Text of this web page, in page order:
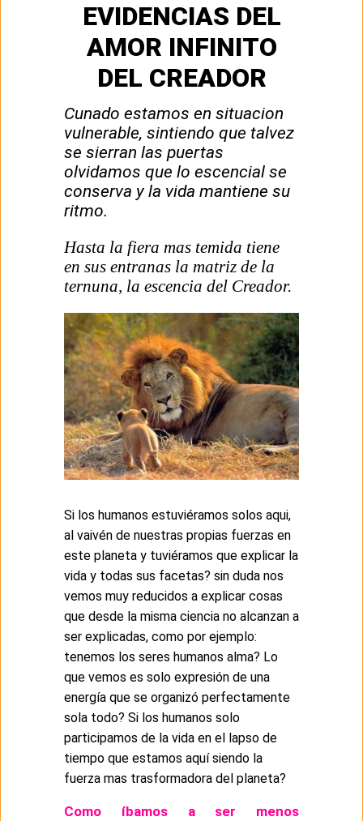
EVIDENCIAS DEL
AMOR INFINITO
DEL CREADOR
Cunado estamos en situacion
vulnerable, sintiendo que talvez
se sierran las puertas
olvidamos que lo escencial se
conserva y la vida mantiene su
ritmo.
Hasta la fiera mas temida tiene
en sus entranas la matriz de la
ternuna, la escencia del Creador.
Si los humanos estuviéramos solos aqui,
al vaivén de nuestras propias fuerzas en
este planeta y tuviéramos que explicar la
vida y todas sus facetas? sin duda nos
vemos muy reducidos a explicar cosas
que desde la misma ciencia no alcanzan a
ser explicadas, como por ejemplo:
tenemos los seres humanos alma? Lo
que vemos es solo expresión de una
energía que se organizó perfectamente
sola todo? Si los humanos solo
participamos de la vida en el lapso de
tiempo que estamos aquí siendo la
fuerza mas trasformadora del planeta?
Como íbamos a ser menos